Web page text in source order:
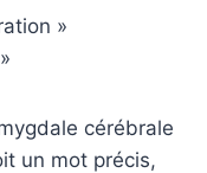
»
cérébrale
un mot précis,